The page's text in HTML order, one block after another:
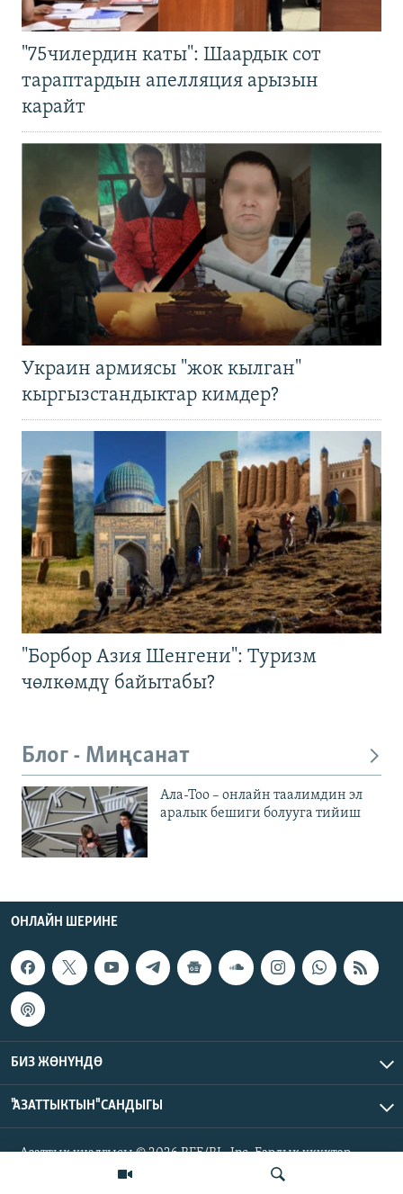
"75чилердин каты": Шаардык сот
тараптардын апелляция арызын
карайт
Украин армиясы "жок кылган"
кыргызстандыктар кимдер?
"Борбор Азия Шенгени": Туризм
чөлкөмдү байытабы?
Блог - Миңсанат
Ала-Тоо – онлайн таалимдин эл
аралык бешиги болууга тийиш
ОНЛАЙН ШЕРИНЕ
БИЗ ЖӨНҮНДӨ
"АЗАТТЫКТЫН" САНДЫГЫ
Азаттык үналгысы © 2026 RFE/RL, Inc. Бардык укуктар